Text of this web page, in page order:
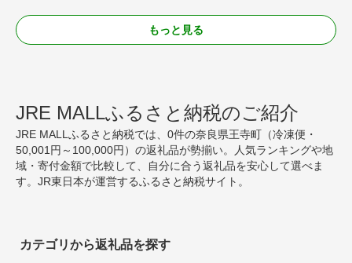
もっと見る
JRE MALLふるさと納税のご紹介
JRE MALLふるさと納税では、0件の奈良県王寺町（冷凍便・
50,001円～100,000円）の返礼品が勢揃い。人気ランキングや地
域・寄付金額で比較して、自分に合う返礼品を安心して選べま
す。JR東日本が運営するふるさと納税サイト。
カテゴリから返礼品を探す